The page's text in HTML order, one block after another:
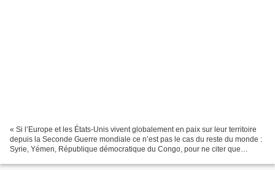
« Si l’Europe et les États-Unis vivent globalement en paix sur leur territoire
depuis la Seconde Guerre mondiale ce n’est pas le cas du reste du monde :
Syrie, Yémen, République démocratique du Congo, pour ne citer que